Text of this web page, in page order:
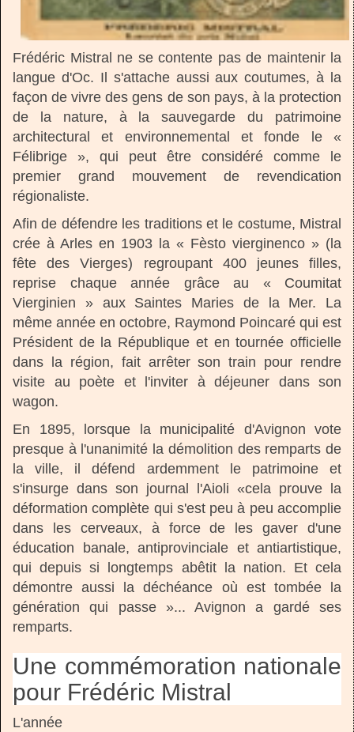
Frédéric Mistral ne se contente pas de maintenir la
langue d'Oc. Il s'attache aussi aux coutumes, à la
façon de vivre des gens de son pays, à la protection
de la nature, à la sauvegarde du patrimoine
architectural et environnemental et fonde le «
Félibrige », qui peut être considéré comme le
premier grand mouvement de revendication
régionaliste.
Afin de défendre les traditions et le costume, Mistral
crée à Arles en 1903 la « Fèsto vierginenco » (la
fête des Vierges) regroupant 400 jeunes filles,
reprise chaque année grâce au « Coumitat
Vierginien » aux Saintes Maries de la Mer. La
même année en octobre, Raymond Poincaré qui est
Président de la République et en tournée officielle
dans la région, fait arrêter son train pour rendre
visite au poète et l'inviter à déjeuner dans son
wagon.
En 1895, lorsque la municipalité d'Avignon vote
presque à l'unanimité la démolition des remparts de
la ville, il défend ardemment le patrimoine et
s'insurge dans son journal l'Aioli «cela prouve la
déformation complète qui s'est peu à peu accomplie
dans les cerveaux, à force de les gaver d'une
éducation banale, antiprovinciale et antiartistique,
qui depuis si longtemps abêtit la nation. Et cela
démontre aussi la déchéance où est tombée la
génération qui passe »... Avignon a gardé ses
remparts.
Une commémoration nationale
pour Frédéric Mistral
L'année